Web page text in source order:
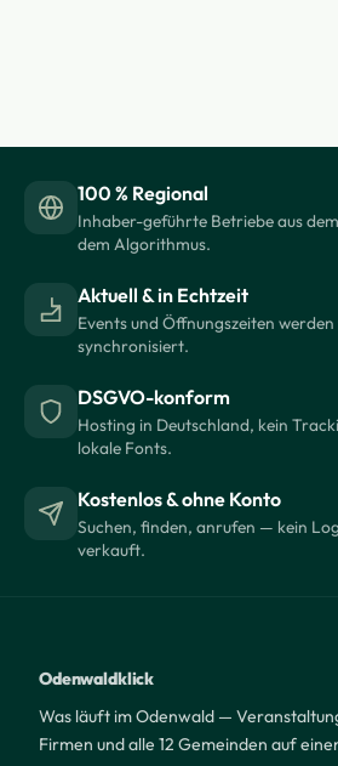
100 % Regional
Inhaber-geführte Betriebe aus
dem Algorithmus.
Aktuell & in Echtzeit
Events und Öffnungszeiten
synchronisiert.
DSGVO-konform
Hosting in Deutschland, kein
lokale Fonts.
Kostenlos & ohne Konto
Suchen, finden, anrufen — kein
verkauft.
Odenwaldklick
Was läuft im Odenwald —
Firmen und alle 12 Gemeinden auf